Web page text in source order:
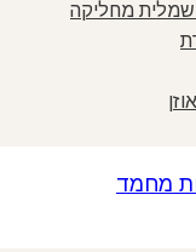
מחליקה
מחמד